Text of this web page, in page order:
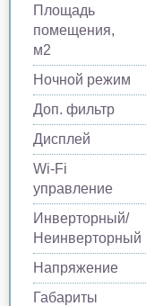
Площадь
помещения,
м2
Ночной режим
Доп. фильтр
Дисплей
Wi-Fi
управление
Инверторный/
Неинверторный
Напряжение
Габариты